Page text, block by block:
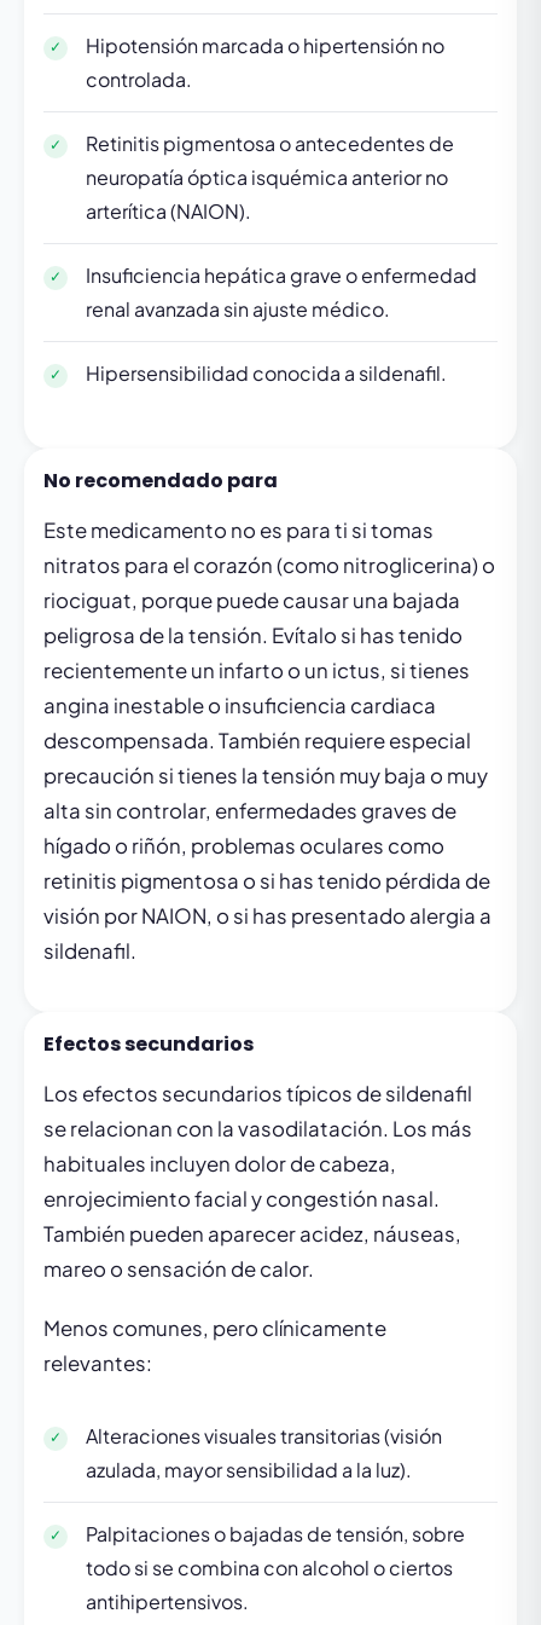
Hipotensión marcada o hipertensión no
controlada.
Retinitis pigmentosa o antecedentes de
neuropatía óptica isquémica anterior no
arterítica (NAION).
Insuficiencia hepática grave o enfermedad
renal avanzada sin ajuste médico.
Hipersensibilidad conocida a sildenafil.
No recomendado para
Este medicamento no es para ti si tomas
nitratos para el corazón (como nitroglicerina) o
riociguat, porque puede causar una bajada
peligrosa de la tensión. Evítalo si has tenido
recientemente un infarto o un ictus, si tienes
angina inestable o insuficiencia cardiaca
descompensada. También requiere especial
precaución si tienes la tensión muy baja o muy
alta sin controlar, enfermedades graves de
hígado o riñón, problemas oculares como
retinitis pigmentosa o si has tenido pérdida de
visión por NAION, o si has presentado alergia a
sildenafil.
Efectos secundarios
Los efectos secundarios típicos de sildenafil
se relacionan con la vasodilatación. Los más
habituales incluyen dolor de cabeza,
enrojecimiento facial y congestión nasal.
También pueden aparecer acidez, náuseas,
mareo o sensación de calor.
Menos comunes, pero clínicamente
relevantes:
Alteraciones visuales transitorias (visión
azulada, mayor sensibilidad a la luz).
Palpitaciones o bajadas de tensión, sobre
todo si se combina con alcohol o ciertos
antihipertensivos.